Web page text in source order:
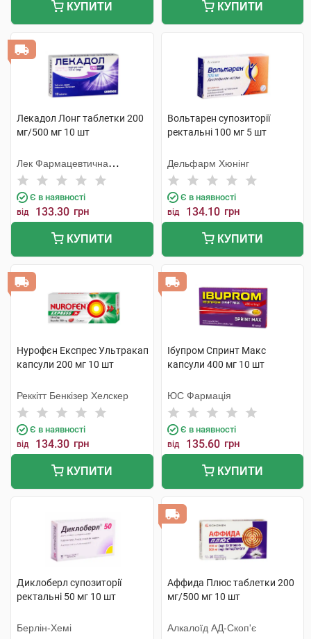
КУПИТИ КУПИТИ
Лекадол Лонг таблетки 200
мг/500 мг 10 шт
Лек Фармацевтична
компанія
Є в наявності
від 133.30 грн
КУПИТИ
Вольтарен супозиторії
ректальні 100 мг 5 шт
Дельфарм Хюнінг
Є в наявності
від 134.10 грн
КУПИТИ
Нурофєн Експрес Ультракап
капсули 200 мг 10 шт
Реккітт Бенкізер Хелскер
Є в наявності
від 134.30 грн
КУПИТИ
Ібупром Спринт Макс
капсули 400 мг 10 шт
ЮС Фармація
Є в наявності
від 135.60 грн
КУПИТИ
Диклоберл супозиторії
ректальні 50 мг 10 шт
Берлін-Хемі
Аффида Плюс таблетки 200
мг/500 мг 10 шт
Алкалоїд АД-Скоп'є